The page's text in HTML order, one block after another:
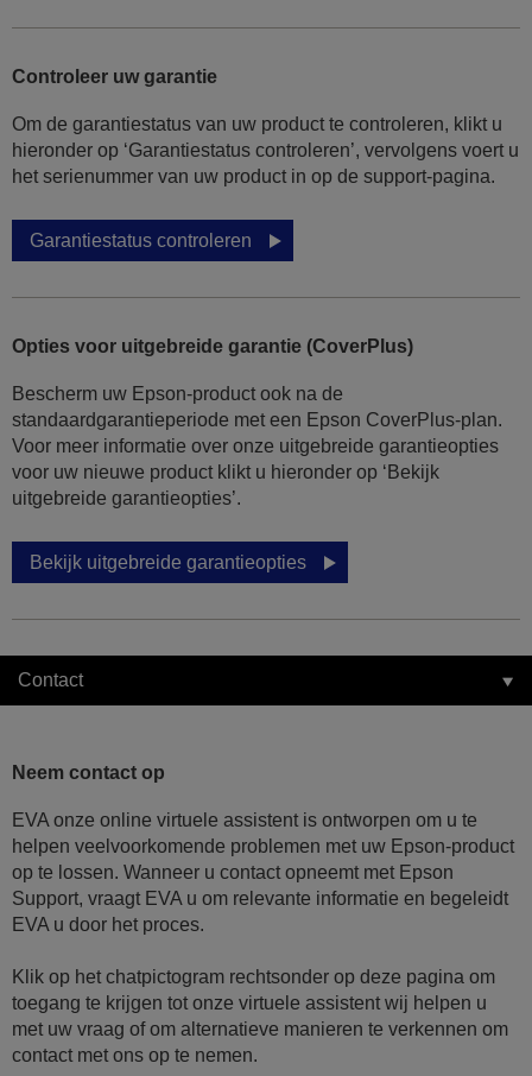
Controleer uw garantie
Om de garantiestatus van uw product te controleren, klikt u
hieronder op ‘Garantiestatus controleren’, vervolgens voert u
het serienummer van uw product in op de support-pagina.
Garantiestatus controleren
Opties voor uitgebreide garantie (CoverPlus)
Bescherm uw Epson-product ook na de
standaardgarantieperiode met een Epson CoverPlus-plan.
Voor meer informatie over onze uitgebreide garantieopties
voor uw nieuwe product klikt u hieronder op ‘Bekijk
uitgebreide garantieopties’.
Bekijk uitgebreide garantieopties
Contact
Neem contact op
EVA onze online virtuele assistent is ontworpen om u te
helpen veelvoorkomende problemen met uw Epson-product
op te lossen. Wanneer u contact opneemt met Epson
Support, vraagt EVA u om relevante informatie en begeleidt
EVA u door het proces.
Klik op het chatpictogram rechtsonder op deze pagina om
toegang te krijgen tot onze virtuele assistent wij helpen u
met uw vraag of om alternatieve manieren te verkennen om
contact met ons op te nemen.